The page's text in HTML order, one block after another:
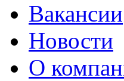
Вакансии
Новости
О